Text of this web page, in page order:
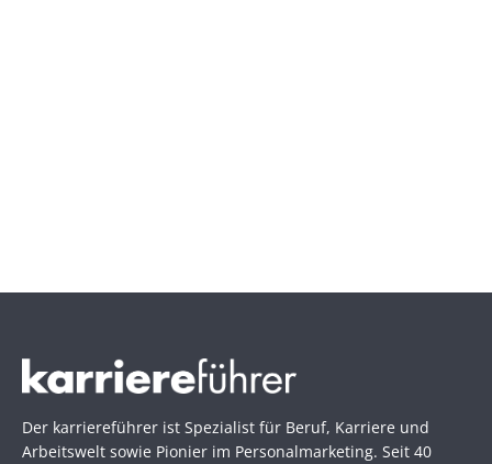
Der karriereführer ist Spezialist für Beruf, Karriere und
Arbeitswelt sowie Pionier im Personal­marketing. Seit 40